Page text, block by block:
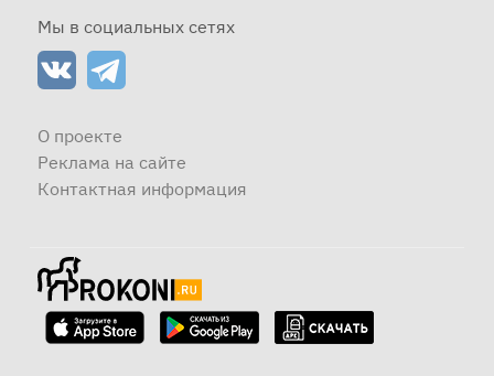
Мы в социальных сетях
О проекте
Реклама на сайте
Контактная информация